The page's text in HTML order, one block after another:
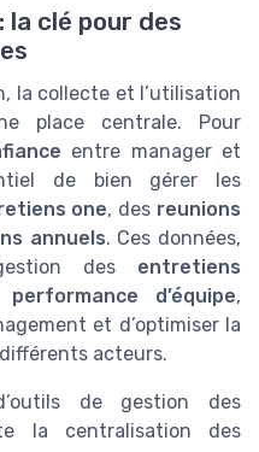
la clé pour des
la collecte et l’utilisation
place centrale. Pour
entre manager et
de bien gérer les
one, des reunions
annuels. Ces données,
des entretiens
performance d’équipe,
et d’optimiser la
acteurs.
de gestion des
la centralisation des